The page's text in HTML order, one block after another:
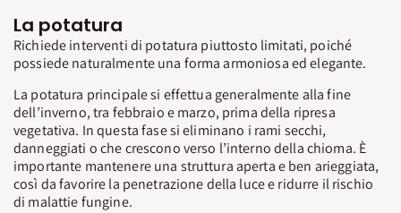
La potatura
Richiede interventi di potatura piuttosto limitati, poiché
possiede naturalmente una forma armoniosa ed elegante.
La potatura principale si effettua generalmente alla fine
dell’inverno, tra febbraio e marzo, prima della ripresa
vegetativa. In questa fase si eliminano i rami secchi,
danneggiati o che crescono verso l’interno della chioma. È
importante mantenere una struttura aperta e ben arieggiata,
così da favorire la penetrazione della luce e ridurre il rischio
di malattie fungine.